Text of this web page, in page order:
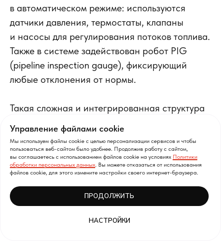
Управление файлами cookie
Мы используем файлы cookie с целью персонализации сервисов и чтобы
пользоваться веб-сайтом было удобнее. Продолжив работу с сайтом,
вы соглашаетесь с использованием файлов cookie на условиях Политики
обработки персональных данных. Вы можете отказаться от использования
файлов cookie, для этого измените настройки своего интернет-браузера.
ПРОДОЛЖИТЬ
НАСТРОЙКИ
в автоматическом режиме: используются
датчики давления, термостаты, клапаны
и насосы для регулирования потоков топлива.
Также в системе задействован робот PIG
(pipeline inspection gauge), фиксирующий
любые отклонения от нормы.
Такая сложная и интегрированная структура
оказалась уязвимой. Вредоносное ПО
проникло через фишинг, зашифровало данные
и вызвало требование выкупа в биткойнах.
Хронология
Атака началась 7 мая 2021 года, когда
DarkSide внедрили свое ПО в системы
Colonial Pipeline. Компания была вынуждена